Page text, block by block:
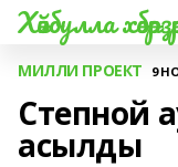
Хәйбулла
МИЛЛИ ПРОЕКТ 9
Степной
асылды